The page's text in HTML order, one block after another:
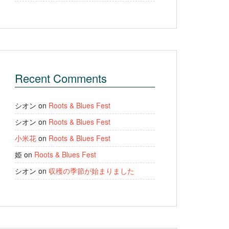
Recent Comments
シオン on Roots & Blues Fest
シオン on Roots & Blues Fest
小米花 on Roots & Blues Fest
姫 on Roots & Blues Fest
シオン on 収穫の季節が始まりました